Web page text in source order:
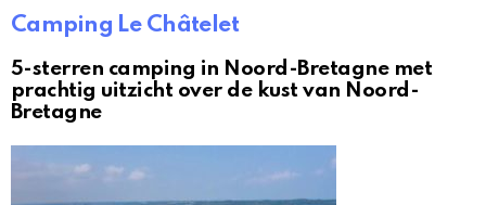
Camping Le Châtelet
5-sterren camping in Noord-Bretagne met
prachtig uitzicht over de kust van Noord-
Bretagne